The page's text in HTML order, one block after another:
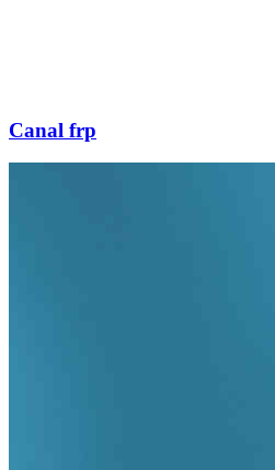
Canal frp